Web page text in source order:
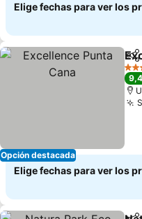
Elige fechas para ver los
Opción destacada
5
9,4
Elige fechas para ver los